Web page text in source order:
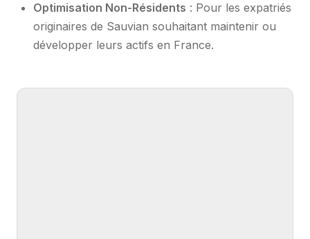
Optimisation Non-Résidents : Pour les expatriés
originaires de Sauvian souhaitant maintenir ou
développer leurs actifs en France.